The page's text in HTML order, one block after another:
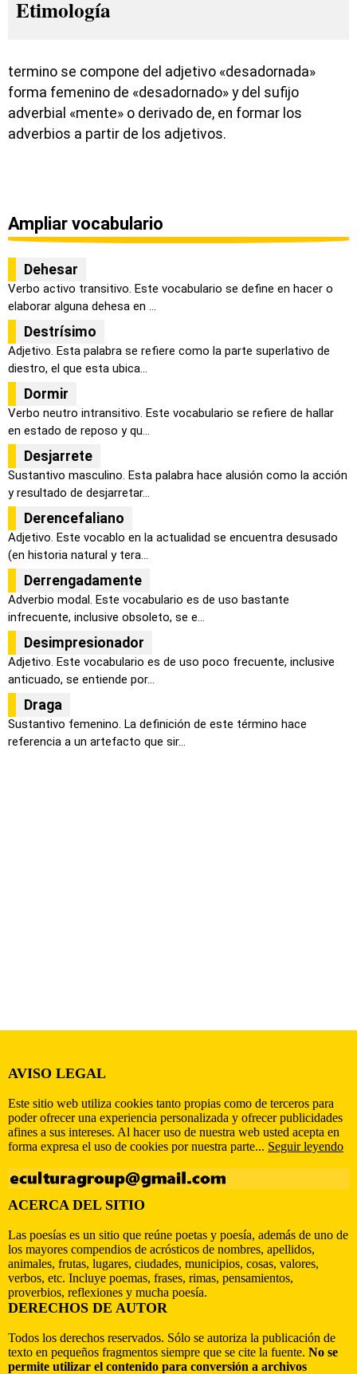
Etimología
termino se compone del adjetivo «desadornada»
forma femenino de «desadornado» y del sufijo
adverbial «mente» o derivado de, en formar los
adverbios a partir de los adjetivos.
Ampliar vocabulario
Dehesar
Verbo activo transitivo. Este vocabulario se define en hacer o
elaborar alguna dehesa en ...
Destrísimo
Adjetivo. Esta palabra se refiere como la parte superlativo de
diestro, el que esta ubica...
Dormir
Verbo neutro intransitivo. Este vocabulario se refiere de hallar
en estado de reposo y qu...
Desjarrete
Sustantivo masculino. Esta palabra hace alusión como la acción
y resultado de desjarretar...
Derencefaliano
Adjetivo. Este vocablo en la actualidad se encuentra desusado
(en historia natural y tera...
Derrengadamente
Adverbio modal. Este vocabulario es de uso bastante
infrecuente, inclusive obsoleto, se e...
Desimpresionador
Adjetivo. Este vocabulario es de uso poco frecuente, inclusive
anticuado, se entiende por...
Draga
Sustantivo femenino. La definición de este término hace
referencia a un artefacto que sir...
AVISO LEGAL
Este sitio web utiliza cookies tanto propias como de terceros para
poder ofrecer una experiencia personalizada y ofrecer publicidades
afines a sus intereses. Al hacer uso de nuestra web usted acepta en
forma expresa el uso de cookies por nuestra parte... Seguir leyendo
ACERCA DEL SITIO
Las poesías es un sitio que reúne poetas y poesía, además de uno de
los mayores compendios de acrósticos de nombres, apellidos,
animales, frutas, lugares, ciudades, municipios, cosas, valores,
verbos, etc. Incluye poemas, frases, rimas, pensamientos,
proverbios, reflexiones y mucha poesía.
DERECHOS DE AUTOR
Todos los derechos reservados. Sólo se autoriza la publicación de
texto en pequeños fragmentos siempre que se cite la fuente. No se
permite utilizar el contenido para conversión a archivos